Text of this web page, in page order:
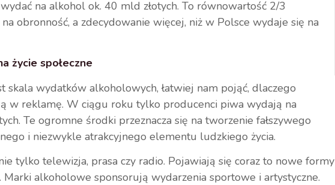
na alkohol ok. 40 mld złotych. To równowartość 2/3
obronność, a zdecydowanie więcej, niż w Polsce wydaje się na
życie społeczne
skala wydatków alkoholowych, łatwiej nam pojąć, dlaczego
w reklamę. W ciągu roku tylko producenci piwa wydają na
Te ogromne środki przeznacza się na tworzenie fałszywego
i niezwykle atrakcyjnego elementu ludzkiego życia.
tylko telewizja, prasa czy radio. Pojawiają się coraz to nowe formy
Marki alkoholowe sponsorują wydarzenia sportowe i artystyczne.